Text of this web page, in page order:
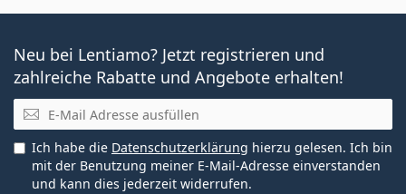
Neu bei Lentiamo? Jetzt registrieren und
zahlreiche Rabatte und Angebote erhalten!
E-Mail
Ich habe die Datenschutzerklärung hierzu gelesen. Ich bin
mit der Benutzung meiner E-Mail-Adresse einverstanden
und kann dies jederzeit widerrufen.